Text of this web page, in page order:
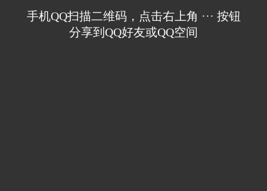
手机QQ扫描二维码，点击右上角 ··· 按钮
分享到QQ好友或QQ空间